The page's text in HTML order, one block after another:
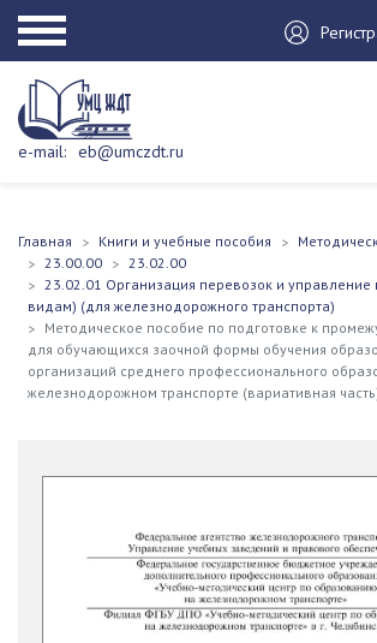
e-mail: eb@umczdt.ru
Главная Книги и учебные пособия
23.00.00
23.02.00
23.02.01 Организация перевозок и управление
видам) (для железнодорожного транспорта)
Методическое пособие по подготовке к
для обучающихся заочной формы обучения
организаций среднего профессионального
железнодорожном транспорте (вариативная